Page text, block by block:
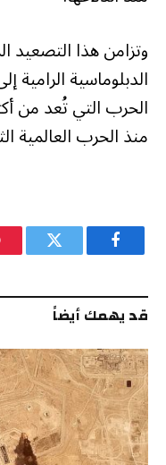
وتزامن هذا التصعيد
الدبلوماسية الرامية
الحرب التي تُعد من
منذ الحرب العالمية
فيسبوك تويتر
قد يهمك أيضاً